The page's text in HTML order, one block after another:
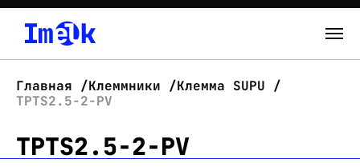
Новости
Главная Клеммники
Клемма SUPU
TPTS2.5-2-PV
TPTS2.5-2-PV